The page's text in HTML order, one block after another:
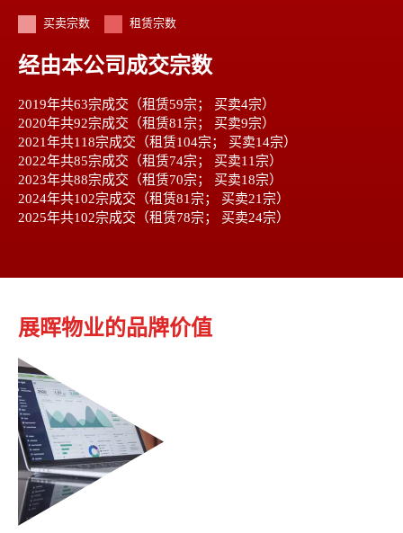
经由本公司成交宗数
2019年共63宗成交（租赁59宗； 买卖4宗）
2020年共92宗成交（租赁81宗； 买卖9宗）
2021年共118宗成交（租赁104宗； 买卖14宗）
2022年共85宗成交（租赁74宗； 买卖11宗）
2023年共88宗成交（租赁70宗； 买卖18宗）
2024年共102宗成交（租赁81宗； 买卖21宗）
2025年共102宗成交（租赁78宗； 买卖24宗）
买卖宗数 租赁宗数
展晖物业的品牌价值